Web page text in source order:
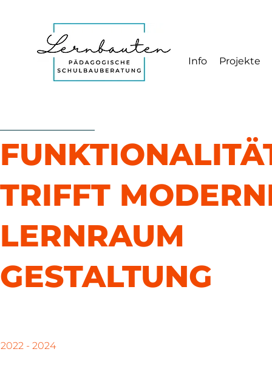
Info Projekte
TRIFFT
LERNRAUM
GESTALTUNG
2022 - 2024